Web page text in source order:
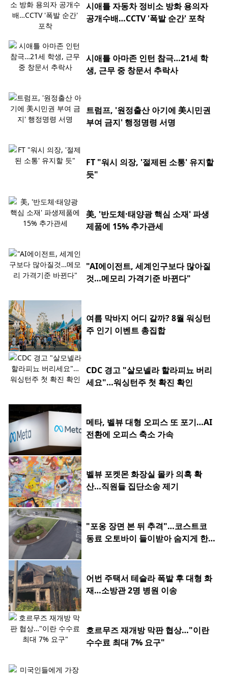
시애틀 자동차 정비소 방화 용의자
공개수배…CCTV '폭발 순간' 포착
시애틀 아마존 인턴 참극…21세 학
생, 근무 중 창문서 추락사
트럼프, '원정출산 아기에 美시민권
부여 금지' 행정명령 서명
FT "워시 의장, '절제된 소통' 유지할
듯"
美, '반도체·태양광 핵심 소재' 파생
제품에 15% 추가관세
"AI에이전트, 세계인구보다 많아질
것…메모리 가격기준 바뀐다"
여름 막바지 어디 갈까? 8월 워싱턴
주 인기 이벤트 총집합
CDC 경고 "살모넬라 할라피뇨 버리
세요"…워싱턴주 첫 확진 확인
메타, 벨뷰 대형 오피스 또 포기…AI
전환에 오피스 축소 가속
벨뷰 포켓몬 화장실 몰카 의혹 확
산…직원들 집단소송 제기
"포옹 장면 본 뒤 추격"…코스트코
동료 오토바이 들이받아 숨지게 한 2
어번 주택서 테슬라 폭발 후 대형 화
재…소방관 2명 병원 이송
호르무즈 재개방 막판 협상…"이란
수수료 최대 7% 요구"